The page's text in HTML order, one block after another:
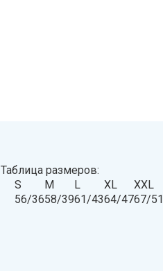
Таблица размеров:
S
M L XL
XXL
56/3658/3961/4364/4767/51